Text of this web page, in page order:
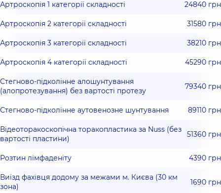
Артроскопія 1 категорії складності 24840 грн
Артроскопія 2 категорії складності 31580 грн
Артроскопія 3 категорії складності 38210 грн
Артроскопія 4 категорії складності 45290 грн
Стегново-підколінне алошунтування
(алопротезування) без вартості протезу
79340 грн
Стегново-підколінне аутовенозне шунтування 89110 грн
Відеоторакоскопічна торакопластика за Nuss (без
вартості пластини)
51360 грн
Розтин лімфаденіту 4390 грн
Виїзд фахівця додому за межами м. Києва (30 км
зона)
1690 грн